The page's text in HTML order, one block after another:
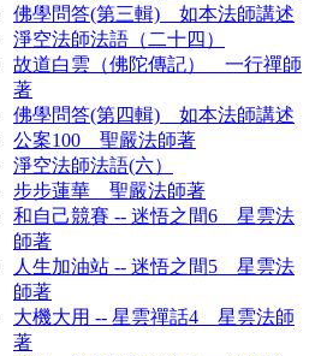
佛學問答(第三輯) 如本法師講述
淨空法師法語（二十四）
故道白雲（佛陀傳記） 一行禪師
著
佛學問答(第四輯) 如本法師講述
公案100 聖嚴法師著
淨空法師法語(六）
步步蓮華 聖嚴法師著
和自己競賽 -- 迷悟之間6 星雲法
師著
人生加油站 -- 迷悟之間5 星雲法
師著
大機大用 -- 星雲禪話4 星雲法師
著